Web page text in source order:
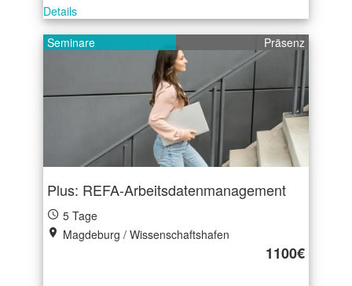
Details
Seminare
Präsenz
Plus: REFA-Arbeitsdatenmanagement
5 Tage
Magdeburg / Wissenschaftshafen
1100€